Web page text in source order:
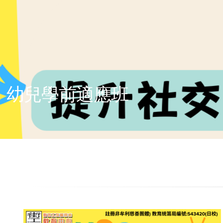
幼兒學前適應班